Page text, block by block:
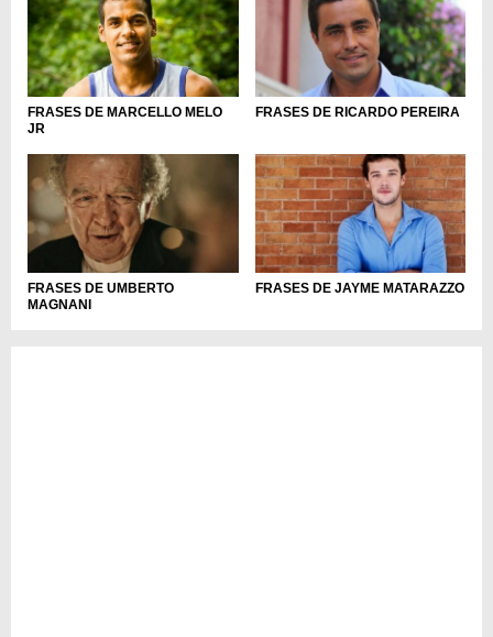
FRASES DE MARCELLO MELO
JR
FRASES DE RICARDO PEREIRA
FRASES DE UMBERTO
MAGNANI
FRASES DE JAYME MATARAZZO